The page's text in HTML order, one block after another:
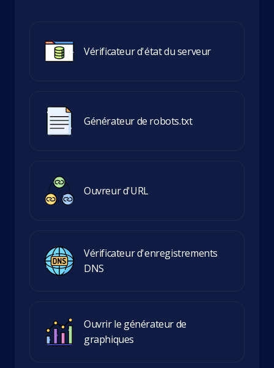
Vérificateur d'état du serveur
Générateur de robots.txt
Ouvreur d'URL
Vérificateur d'enregistrements
DNS
Ouvrir le générateur de
graphiques